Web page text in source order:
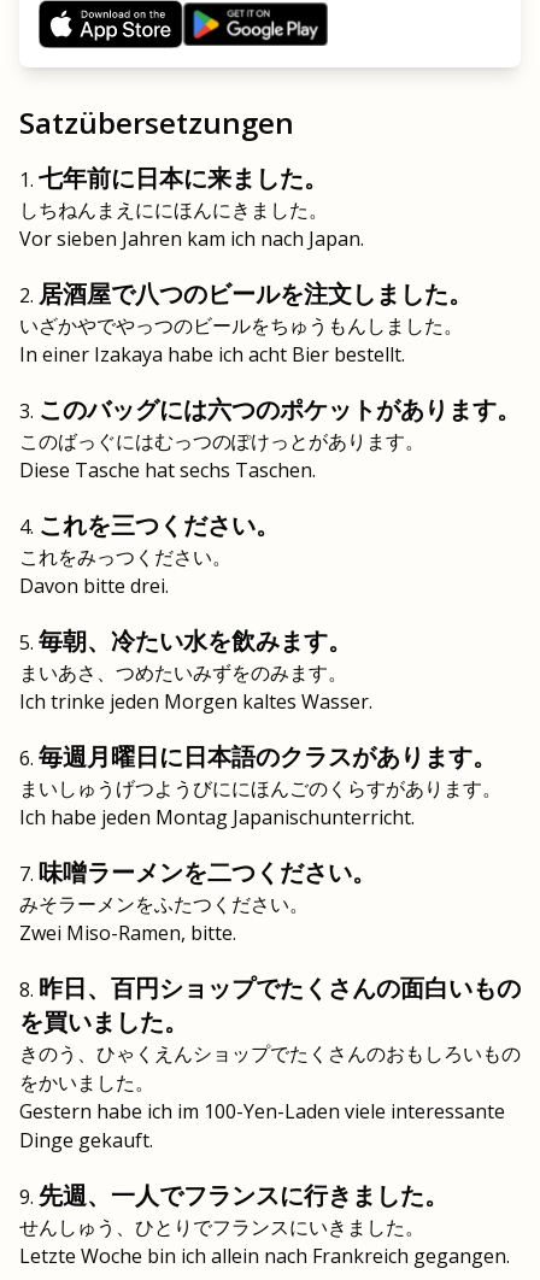
Satzübersetzungen
七年前に日本に来ました。
しちねんまえににほんにきました。
Vor sieben Jahren kam ich nach Japan.
居酒屋で八つのビールを注文しました。
いざかやでやっつのビールをちゅうもんしました。
In einer Izakaya habe ich acht Bier bestellt.
このバッグには六つのポケットがあります。
このばっぐにはむっつのぽけっとがあります。
Diese Tasche hat sechs Taschen.
これを三つください。
これをみっつください。
Davon bitte drei.
毎朝、冷たい水を飲みます。
まいあさ、つめたいみずをのみます。
Ich trinke jeden Morgen kaltes Wasser.
毎週月曜日に日本語のクラスがあります。
まいしゅうげつようびににほんごのくらすがあります。
Ich habe jeden Montag Japanischunterricht.
味噌ラーメンを二つください。
みそラーメンをふたつください。
Zwei Miso-Ramen, bitte.
昨日、百円ショップでたくさんの面白いもの
を買いました。
きのう、ひゃくえんショップでたくさんのおもしろいもの
をかいました。
Gestern habe ich im 100-Yen-Laden viele interessante
Dinge gekauft.
先週、一人でフランスに行きました。
せんしゅう、ひとりでフランスにいきました。
Letzte Woche bin ich allein nach Frankreich gegangen.